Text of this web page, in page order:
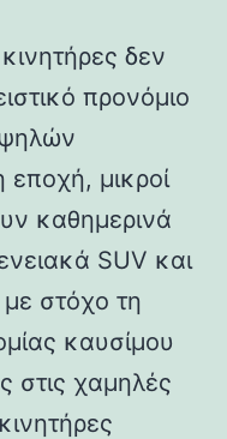
δεν
προνόμιο
μικροί
καθημερινά
SUV και
στόχο τη
καυσίμου
στις χαμηλές